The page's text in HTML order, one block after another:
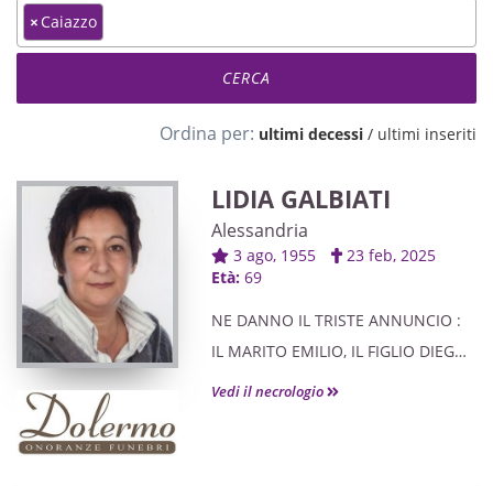
×Caiazzo
Ordina per: ultimi decessi / ultimi inseriti
LIDIA GALBIATI
Alessandria
3 ago, 1955
23 feb, 2025
Età: 69
NE DANNO IL TRISTE ANNUNCIO :
IL MARITO EMILIO, IL FIGLIO DIEGO,
LE SORELLE GIUSEPPINA E
Vedi il necrologio